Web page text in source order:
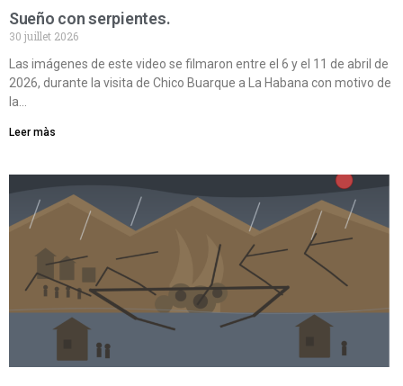
Sueño con serpientes.
30 juillet 2026
Las imágenes de este video se filmaron entre el 6 y el 11 de abril de
2026, durante la visita de Chico Buarque a La Habana con motivo de
la…
Leer màs